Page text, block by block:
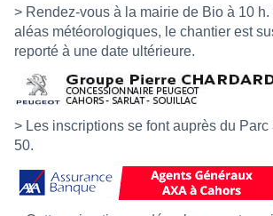
> Rendez-vous à la mairie de Bio à 10
aléas météorologiques, le chantier est
reporté à une date ultérieure.
> Les inscriptions se font auprès du Parc
50.